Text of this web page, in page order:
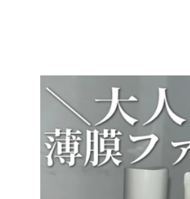
ス